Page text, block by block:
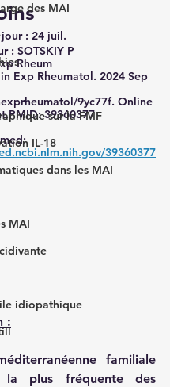
des MAI
sur la FMF
IL-18
dans les MAI
MAI
idiopathique
: 24 juil.
: SOTSKIY P
Rheum
Exp Rheumatol. 2024 Sep
9yc77f. Online
39360377
39360377
:
familiale
la plus fréquente des